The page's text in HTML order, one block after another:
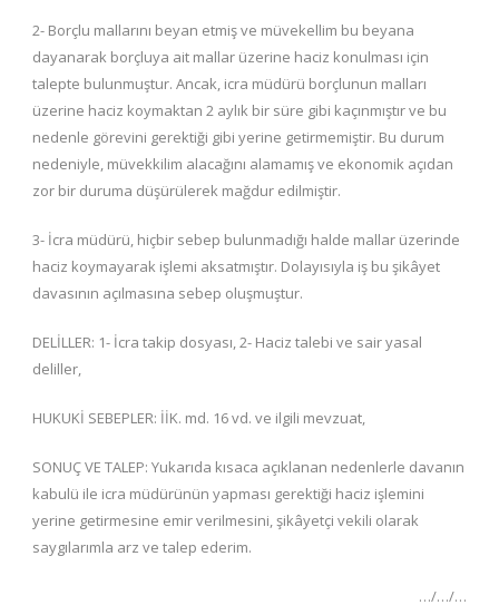
2- Borçlu mallarını beyan etmiş ve müvekellim bu beyana
dayanarak borçluya ait mallar üzerine haciz konulması için
talepte bulunmuştur. Ancak, icra müdürü borçlunun malları
üzerine haciz koymaktan 2 aylık bir süre gibi kaçınmıştır ve bu
nedenle görevini gerektiği gibi yerine getirmemiştir. Bu durum
nedeniyle, müvekkilim alacağını alamamış ve ekonomik açıdan
zor bir duruma düşürülerek mağdur edilmiştir.
3- İcra müdürü, hiçbir sebep bulunmadığı halde mallar üzerinde
haciz koymayarak işlemi aksatmıştır. Dolayısıyla iş bu şikâyet
davasının açılmasına sebep oluşmuştur.
DELİLLER: 1- İcra takip dosyası, 2- Haciz talebi ve sair yasal
deliller,
HUKUKİ SEBEPLER: İİK. md. 16 vd. ve ilgili mevzuat,
SONUÇ VE TALEP: Yukarıda kısaca açıklanan nedenlerle davanın
kabulü ile icra müdürünün yapması gerektiği haciz işlemini
yerine getirmesine emir verilmesini, şikâyetçi vekili olarak
saygılarımla arz ve talep ederim.
…/…/…